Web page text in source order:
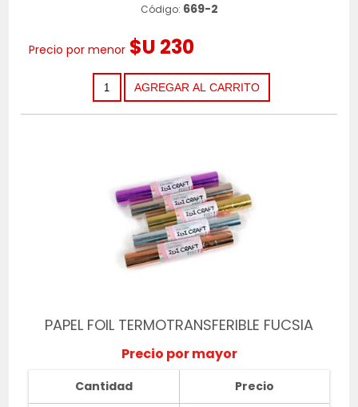
Código: 669-2
Precio por menor $U 230
PAPEL FOIL TERMOTRANSFERIBLE FUCSIA
Precio por mayor
Cantidad Precio